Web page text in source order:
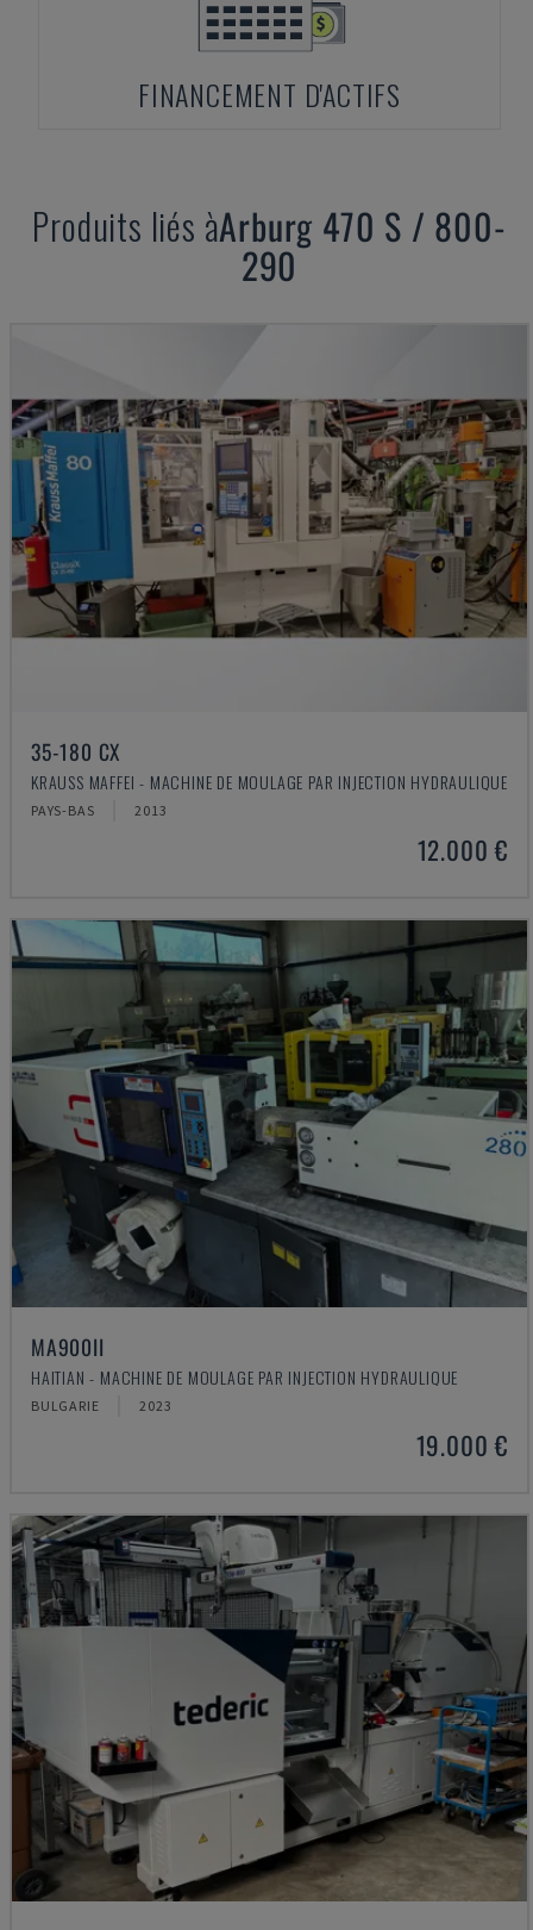
FINANCEMENT D'ACTIFS
Produits liés àArburg 470 S / 800-
290
35-180 CX
KRAUSS MAFFEI - MACHINE DE MOULAGE PAR INJECTION HYDRAULIQUE
PAYS-BAS 2013
12.000 €
MA900ІІ
HAITIAN - MACHINE DE MOULAGE PAR INJECTION HYDRAULIQUE
BULGARIE 2023
19.000 €